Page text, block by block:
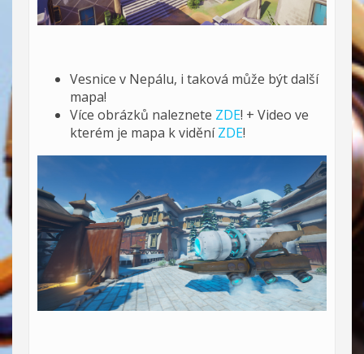
Vesnice v Nepálu, i taková může být další
mapa!
Více obrázků naleznete ZDE! + Video ve
kterém je mapa k viděníZDE!